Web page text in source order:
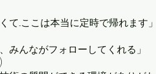
て...ここは本当に定時で帰れます」
みんながフォローしてくれる」